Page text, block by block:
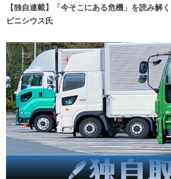
【独自連載】「今そこにある危機」を読み解
ビニシウス氏